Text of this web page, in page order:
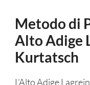
Metodo di
Alto Adige
Kurtatsch
L’Alto Adige